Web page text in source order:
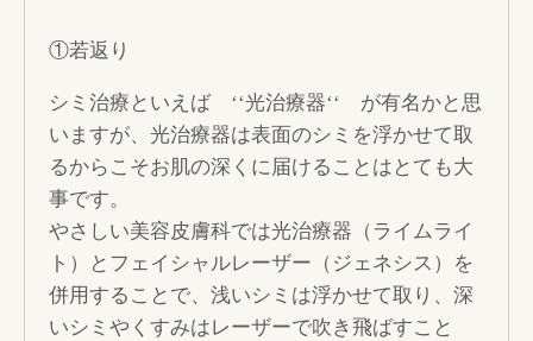
①若返り
シミ治療といえば ‘‘光治療器‘‘ が有名かと思
いますが、光治療器は表面のシミを浮かせて取
るからこそお肌の深くに届けることはとても大
事です。
やさしい美容皮膚科では光治療器（ライムライ
ト）とフェイシャルレーザー（ジェネシス）を
併用することで、浅いシミは浮かせて取り、深
いシミやくすみはレーザーで吹き飛ばすこと